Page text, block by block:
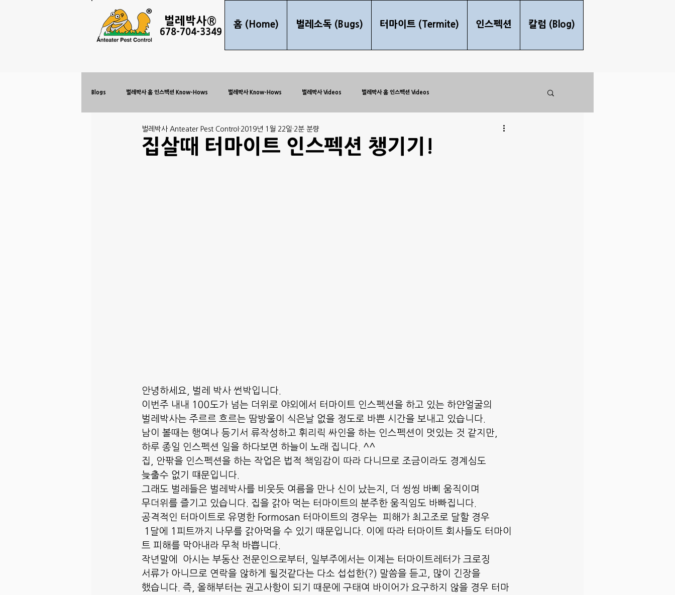
벌레 박사®
678-704-3349
홈 (Home) 벌레소독 (Bugs) 터마이트 (Termite) 인스펙션 칼럼 (Blog)
Blogs 벌레박사 홈 인스펙션 Know-Hows 벌레박사 Know-Hows 벌레박사 Videos 벌레박사 홈 인스펙션 Videos
집살때 터마이트 인스펙션 챙기기!
벌레박사 Anteater Pest Control 2019년 1월 22일 2분 분량
안녕하세요, 벌레 박사 썬박입니다.
이번주 내내 100도가 넘는 더위로 야외에서 터마이트 인스펙션을 하고 있는 하얀얼굴의
벌레박사는 주르르 흐르는 땀방울이 식은날 없을 정도로 바쁜 시간을 보내고 있습니다.
남이 볼때는 행여나 등기서 류작성하고 휘리릭 싸인을 하는 인스펙션이 멋있는 것 같지만,
하루 종일 인스펙션 일을 하다보면 하늘이 노래 집니다. ^^
집, 안팎을 인스펙션을 하는 작업은 법적 책임감이 따라 다니므로 조금이라도 경계심도
늦출수 없기 떄문입니다.
그래도 벌레들은 벌레박사를 비웃듯 여름을 만나 신이 났는지, 더 씽씽 바삐 움직이며
무더위를 즐기고 있습니다. 집을 갉아 먹는 터마이트의 분주한 움직임도 바빠집니다.
공격적인 터마이트로 유명한 Formosan 터마이트의 경우는  피해가 최고조로 달할 경우
1달에 1피트까지 나무를 갉아먹을 수 있기 때문입니다. 이에 따라 터마이트 회사들도 터마이
트 피해를 막아내라 무척 바쁩니다.
작년말에  아시는 부동산 전문인으로부터, 일부주에서는 이제는 터마이트레터가 크로징
서류가 아니므로 연락을 않하게 될것같다는 다소 섭섭한(?) 말씀을 듣고, 많이 긴장을
했습니다. 즉, 올해부터는 권고사항이 되기 때문에 구태여 바이어가 요구하지 않을 경우 터마